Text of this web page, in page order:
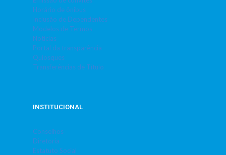
Horário de ônibus
Inclusão de Dependentes
Modelos de Termos
Notícias
Portal da transparência
Quiosques
Transferências de Título
INSTITUCIONAL
Conselhos
Diretoria
Estatuto Social